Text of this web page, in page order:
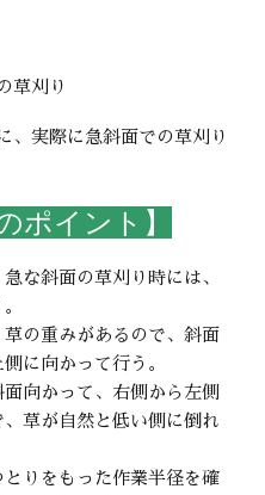
草刈り
、実際に急斜面での草刈り
ポイント】
な斜面の草刈り時には、
の重みがあるので、斜面
に向かって行う。
向かって、右側から左側
草が自然と低い側に倒れ
りをもった作業半径を確